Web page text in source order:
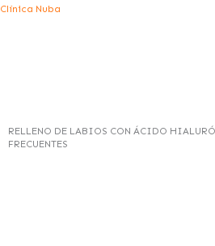
Ir
Clínica Nuba
RELLENO DE LABIOS CON ÁCIDO
FRECUENTES